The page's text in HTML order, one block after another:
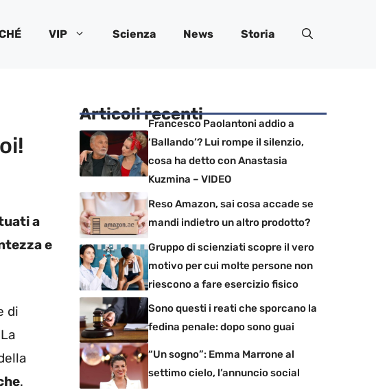
VIP Scienza News Storia
a
e
di
.
Articoli recentiFrancesco Paolantoni addio a
‘Ballando’? Lui rompe il silenzio,
cosa ha detto con Anastasia
Kuzmina – VIDEO
Reso Amazon, sai cosa accade se
mandi indietro un altro prodotto?
Gruppo di scienziati scopre il vero
motivo per cui molte persone non
riescono a fare esercizio fisico
Sono questi i reati che sporcano la
fedina penale: dopo sono guai
“Un sogno”: Emma Marrone al
settimo cielo, l’annuncio social